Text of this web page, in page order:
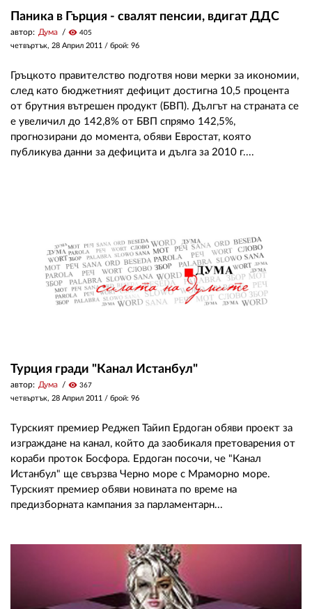
Паника в Гърция - свалят пенсии, вдигат ДДС
автор: Дума visibility 405
четвъртък, 28 Април 2011 / брой: 96
Гръцкото правителство подготвя нови мерки за икономии,
след като бюджетният дефицит достигна 10,5 процента
от брутния вътрешен продукт (БВП). Дългът на страната се
е увеличил до 142,8% от БВП спрямо 142,5%,
прогнозирани до момента, обяви Евростат, която
публикува данни за дефицита и дълга за 2010 г....
Турция гради "Канал Истанбул"
автор: Дума visibility 367
четвъртък, 28 Април 2011 / брой: 96
Турският премиер Реджеп Тайип Ердоган обяви проект за
изграждане на канал, който да заобикаля претоварения от
кораби проток Босфора. Ердоган посочи, че "Канал
Истанбул" ще свързва Черно море с Мраморно море.
Турският премиер обяви новината по време на
предизборната кампания за парламентарн...